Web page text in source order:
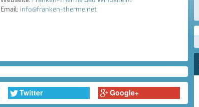
Email: info@franken-therme.net
Twitter Google+